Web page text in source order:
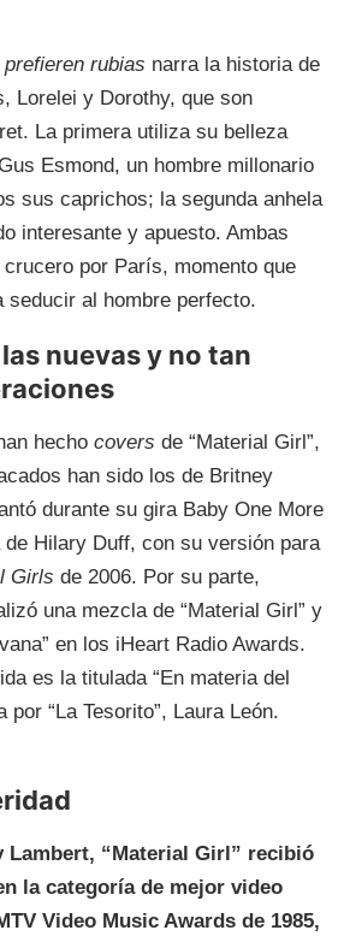
rubias narra la historia de
Lorelei y Dorothy, que son
La primera utiliza su belleza
Esmond, un hombre millonario
sus caprichos; la segunda anhela
interesante y apuesto. Ambas
por París, momento que
seducir al hombre perfecto.
nuevas y no tan
hecho covers de “Material Girl”,
han sido los de Britney
durante su gira Baby One More
de Hilary Duff, con su versión para
Girls de 2006. Por su parte,
una mezcla de “Material Girl” y
en los iHeart Radio Awards.
es la titulada “En materia del
por “La Tesorito”, Laura León.
Lambert, “Material Girl” recibió
la categoría de mejor video
Video Music Awards de 1985,